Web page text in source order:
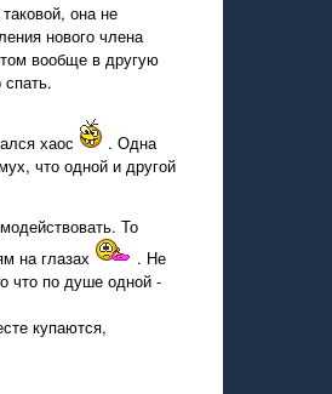
она не
нового члена
вообще в другую
хаос
. Одна
что одной и другой
То
на глазах
. Не
что по душе одной -
купаются,